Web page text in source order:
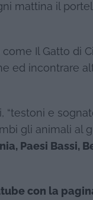
mattina il
Il Gatto di
ed incontrare
“testoni e
gli animali al
Paesi Bassi,
con la